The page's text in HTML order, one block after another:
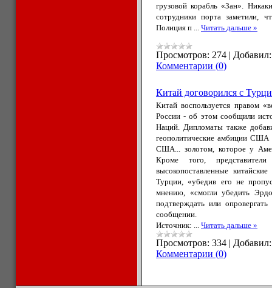
грузовой корабль «Зан».
сотрудники порта заметили,
Полиция п ... Читать дальше »
Просмотров: 274 | Добавил:
Комментарии (0)
Китай договорился с
Китай воспользуется правом
России - об этом сообщили
Наций. Дипломаты также
геополитические амбиции США
США... золотом, которое у
Кроме того,
высокопоставленные
Турции, «убедив его не
мнению, «смогли убедить
подтверждать или
сообщении.
Источник: ... Читать дальше »
Просмотров: 334 | Добавил:
Комментарии (0)